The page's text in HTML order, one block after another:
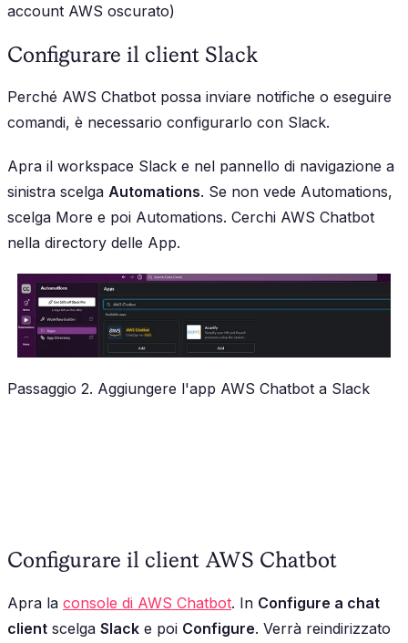
account AWS oscurato)
Configurare il client Slack
Perché AWS Chatbot possa inviare notifiche o eseguire
comandi, è necessario configurarlo con Slack.
Apra il workspace Slack e nel pannello di navigazione a
sinistra scelga Automations. Se non vede Automations,
scelga More e poi Automations. Cerchi AWS Chatbot
nella directory delle App.
Passaggio 2. Aggiungere l'app AWS Chatbot a Slack
Configurare il client AWS Chatbot
Apra la console di AWS Chatbot. In Configure a chat
client scelga Slack e poi Configure. Verrà reindirizzato